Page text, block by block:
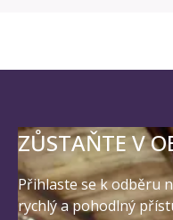
ZŮSTAŇTE V
Přihlaste se k odběru
rychlý a pohodlný